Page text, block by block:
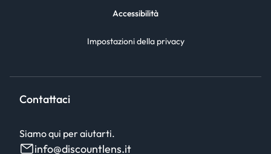
Accessibilità
Impostazioni della privacy
Contattaci
Siamo qui per aiutarti.
info@discountlens.it